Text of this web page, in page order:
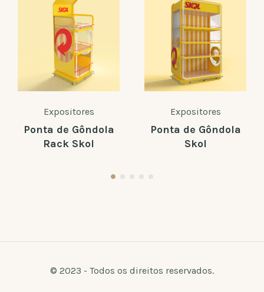
Expositores
Ponta de Gôndola
Rack Skol
Expositores
Ponta de Gôndola
Skol
© 2023 - Todos os direitos reservados.